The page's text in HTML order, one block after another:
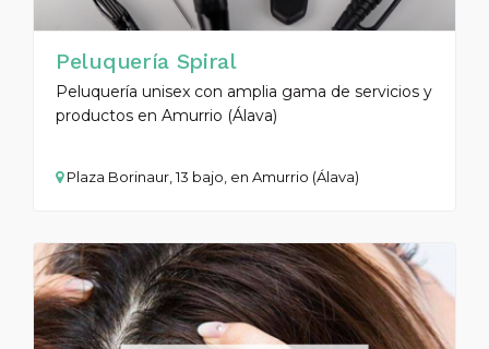
Peluquería Spiral
Peluquería unisex con amplia gama de servicios y
productos en Amurrio (Álava)
Plaza Borinaur, 13 bajo, en Amurrio (Álava)